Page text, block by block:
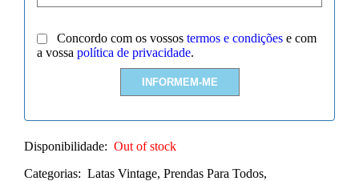
Concordo com os vossos termos e condições e com
a vossa política de privacidade.
Disponibilidade: Out of stock
Categorias: Latas Vintage, Prendas Para Todos,